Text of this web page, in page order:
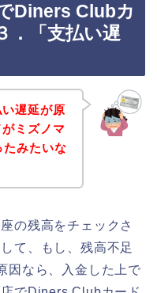
Diners Clubカ
．「支払い遅
遅延が原
ミズノマ
たみたいな
の残高をチェックさ
て、もし、残高不足
因なら、入金した上で